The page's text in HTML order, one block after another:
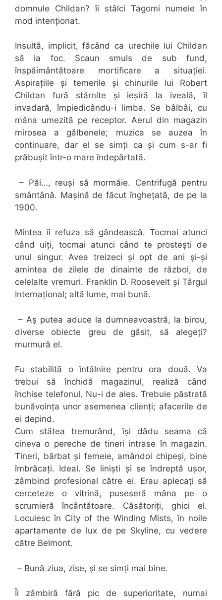
domnule Childan? îi stâlci Tagomi numele în
mod intenționat.
Insultă, implicit, făcând ca urechile lui Childan
să ia foc. Scaun smuls de sub fund,
înspăimântătoare mortificare a situației.
Aspirațiile și temerile și chinurile lui Robert
Childan fură stârnite și ieșiră la iveală, îl
invadară, împiedicându-i limba. Se bâlbâi, cu
mâna umezită pe receptor. Aerul din magazin
mirosea a gălbenele; muzica se auzea în
continuare, dar el se simți ca și cum s-ar fi
prăbușit într-o mare îndepărtată.
– Păi…, reuși să mormăie. Centrifugă pentru
smântână. Mașină de făcut înghețată, de pe la
1900.
Mintea îi refuza să gândească. Tocmai atunci
când uiți, tocmai atunci când te prostești de
unul singur. Avea treizeci și opt de ani și-și
amintea de zilele de dinainte de război, de
celelalte vremuri. Franklin D. Roosevelt și Târgul
Internațional; altă lume, mai bună.
– Aș putea aduce la dumneavoastră, la birou,
diverse obiecte greu de găsit, să alegeți?
murmură el.
Fu stabilită o întâlnire pentru ora două. Va
trebui să închidă magazinul, realiză când
închise telefonul. Nu-i de ales. Trebuie păstrată
bunăvoința unor asemenea clienți; afacerile de
ei depind.
Cum stătea tremurând, își dădu seama că
cineva o pereche de tineri intrase în magazin.
Tineri, bărbat și femeie, amândoi chipeși, bine
îmbrăcați. Ideal. Se liniști și se îndreptă ușor,
zâmbind profesional către ei. Erau aplecați să
cerceteze o vitrină, puseseră mâna pe o
scrumieră încântătoare. Căsătoriți, ghici el.
Locuiesc în City of the Winding Mists, în noile
apartamente de lux de pe Skyline, cu vedere
către Belmont.
– Bună ziua, zise, și se simți mai bine.
Îi zâmbiră fără pic de superioritate, numai